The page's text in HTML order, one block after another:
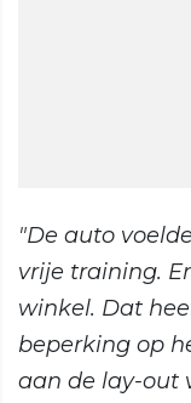
"De auto
vrije training.
winkel. Dat
beperking op
aan de lay-out